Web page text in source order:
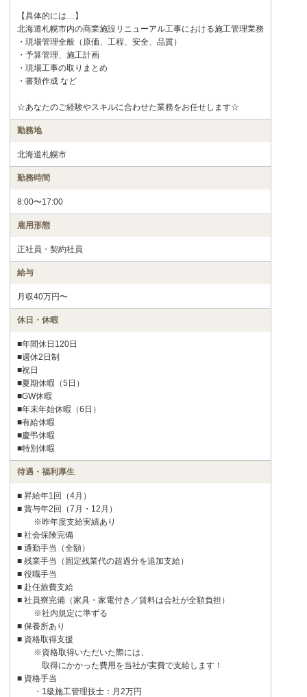
【具体的には…】
北海道札幌市内の商業施設リニューアル工事における施工管理業務
・現場管理全般（原価、工程、安全、品質）
・予算管理、施工計画
・現場工事の取りまとめ
・書類作成 など
☆あなたのご経験やスキルに合わせた業務をお任せします☆
勤務地
北海道札幌市
勤務時間
8:00〜17:00
雇用形態
正社員・契約社員
給与
月収40万円〜
休日・休暇
■年間休日120日
■週休2日制
■祝日
■夏期休暇（5日）
■GW休暇
■年末年始休暇（6日）
■有給休暇
■慶弔休暇
■特別休暇
待遇・福利厚生
■ 昇給年1回（4月）
■ 賞与年2回（7月・12月）
※昨年度支給実績あり
■ 社会保険完備
■ 通勤手当（全額）
■ 残業手当（固定残業代の超過分を追加支給）
■ 役職手当
■ 赴任旅費支給
■ 社員寮完備（家具・家電付き／賃料は会社が全額負担）
※社内規定に準ずる
■ 保養所あり
■ 資格取得支援
※資格取得いただいた際には、
取得にかかった費用を当社が実費で支給します！
■ 資格手当
・1級施工管理技士：月2万円